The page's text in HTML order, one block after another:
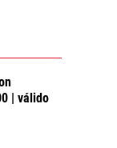
| válido